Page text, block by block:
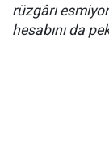
rüzgârı
hesabını da